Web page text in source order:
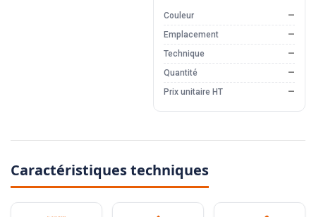
Couleur
—
Emplacement
—
Technique
—
Quantité
—
Prix unitaire HT
—
Caractéristiques techniques